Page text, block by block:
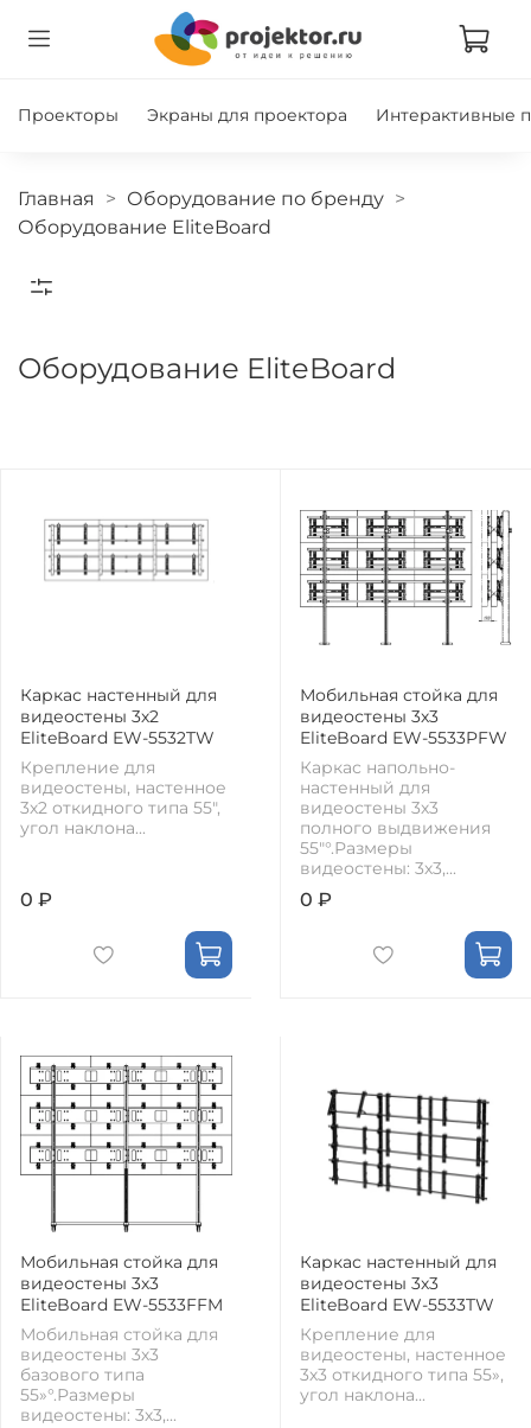
Проекторы Экраны для проектора Интерактивные
Главная
Оборудование по бренду
Оборудование EliteBoard
Оборудование EliteBoard
Каркас настенный для
видеостены 3х2
EliteBoard EW-5532TW
Крепление для
видеостены, настенное
3х2 откидного типа 55",
угол наклона...
0 ₽
Мобильная стойка для
видеостены 3х3
EliteBoard EW-5533PFW
Каркас напольно-
настенный для
видеостены 3х3
полного выдвижения
55"°.Размеры
видеостены: 3х3,...
0 ₽
Мобильная стойка для
видеостены 3х3
EliteBoard EW-5533FFM
Мобильная стойка для
видеостены 3х3
базового типа
55»°.Размеры
видеостены: 3х3,...
Каркас настенный для
видеостены 3х3
EliteBoard EW-5533TW
Крепление для
видеостены, настенное
3х3 откидного типа 55»,
угол наклона...